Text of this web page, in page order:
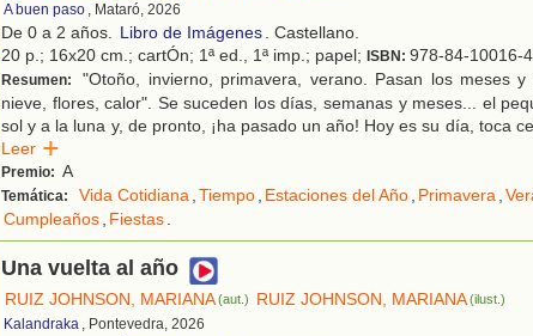
A buen paso , Mataró, 2026
De 0 a 2 años. Libro de Imágenes. Castellano.
20 p.; 16x20 cm.; cartÓn; 1ª ed., 1ª imp.; papel; ISBN: 978-84-10016-
Resumen:
"Otoño, invierno, primavera, verano. Pasan los meses
nieve, flores, calor". Se suceden los días, semanas y meses... el
sol y a la luna y, de pronto, ¡ha pasado un año! Hoy es su día, toca
Leer
Premio: A
Temática: Vida Cotidiana,Tiempo, Estaciones del Año, Primavera,
Cumpleaños, Fiestas.
Una vuelta al año
RUIZ JOHNSON, MARIANA(aut.) RUIZ JOHNSON, MARIANA(ilust.)
Kalandraka , Pontevedra, 2026